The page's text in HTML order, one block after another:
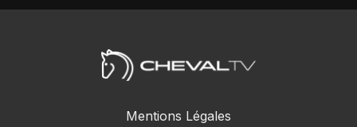
Mentions Légales